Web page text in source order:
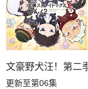
文豪野犬汪！第二季
更新至第06集